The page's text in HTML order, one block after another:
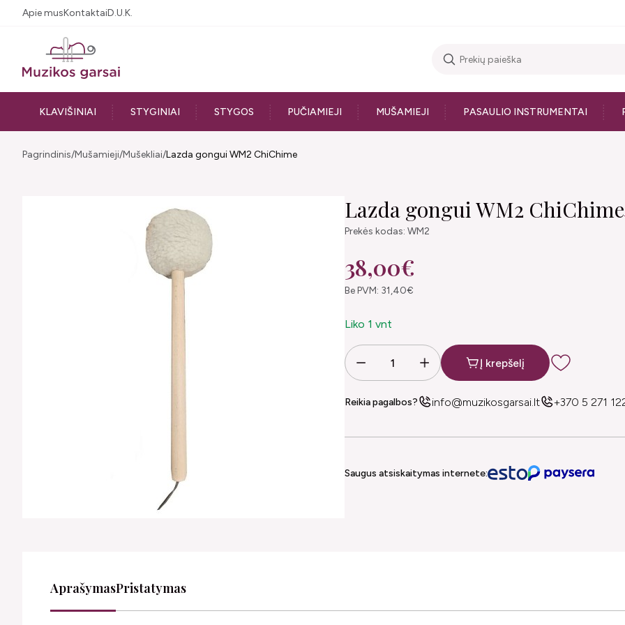
Apie musKontaktaiD.U.K.
KLAVIŠINIAI STYGINIAI STYGOS PUČIAMIEJI MUŠAMIEJI PASAULIO INSTRUMENTAI
Pagrindinis Mušamieji Mušekliai Lazda gongui WM2 ChiChime
Lazda gongui WM2 ChiChime
Prekės kodas: WM2
38,00€
Be PVM: 31,40€
Liko 1 vnt
Į krepšelį
Reikia pagalbos? info@muzikosgarsai.lt +370 5 271
Saugus atsiskaitymas internete:
AprašymasPristatymas